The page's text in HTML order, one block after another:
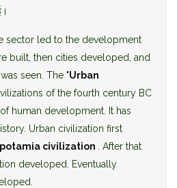
sector led to the development
built, then cities developed, and
seen. The 'Urban
of the fourth century BC
human development. It has
Urban civilization first
civilization
. After that
developed. Eventually